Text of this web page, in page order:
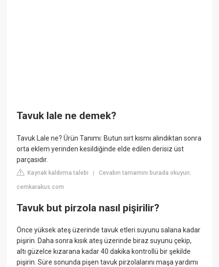
Tavuk lale ne demek?
Tavuk Lale ne? Ürün Tanımı: Butun sırt kısmı alındıktan sonra
orta eklem yerinden kesildiğinde elde edilen derisiz üst
parçasıdır.
Kaynak kaldırma talebi |Cevabın tamamını burada okuyun:
cemkarakus.com
Tavuk but pirzola nasıl pişirilir?
Önce yüksek ateş üzerinde tavuk etleri suyunu salana kadar
pişirin. Daha sonra kısık ateş üzerinde biraz suyunu çekip,
altı güzelce kızarana kadar 40 dakika kontrollü bir şekilde
pişirin. Süre sonunda pişen tavuk pirzolalarını maşa yardımı